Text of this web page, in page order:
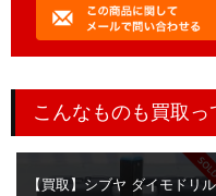
こんなものも買取っ
【買取】シブヤ ダイモドリル